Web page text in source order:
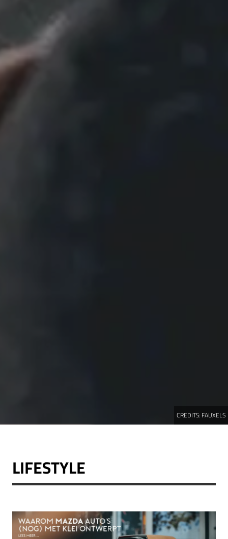
CREDITS: FAUXELS
LIFESTYLE